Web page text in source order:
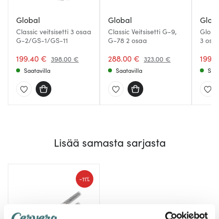
Global
Classic veitsisetti 3 osaa
G-2/GS-1/GS-11
199.40 € 398.00 €
Saatavilla
Global
Classic Veitsisetti G-9,
G-78 2 osaa
288.00 € 323.00 €
Saatavilla
3
Lisää samasta sarjasta
-11%